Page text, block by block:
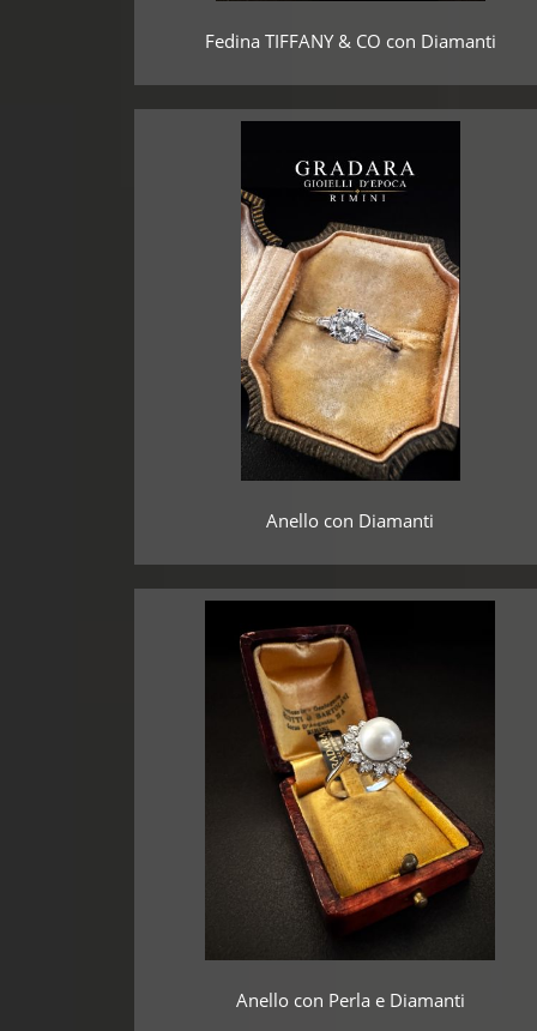
Fedina TIFFANY & CO con Diamanti
Anello con Diamanti
Anello con Perla e Diamanti